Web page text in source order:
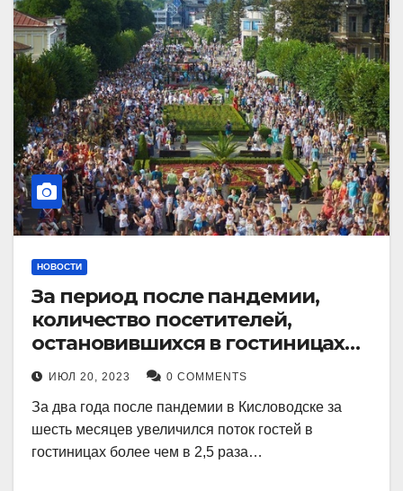
НОВОСТИ
За период после пандемии,
количество посетителей,
остановившихся в гостиницах
Кисловодска, выросло в 2,5 раза.
ИЮЛ 20, 2023 0 COMMENTS
За два года после пандемии в Кисловодске за
шесть месяцев увеличился поток гостей в
гостиницах более чем в 2,5 раза…